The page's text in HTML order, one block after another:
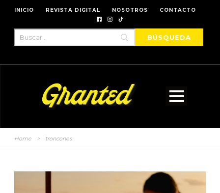
INICIO REVISTA DIGITAL NOSOTROS CONTACTO
Home > troncones